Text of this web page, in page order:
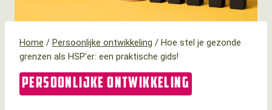
Home / Persoonlijke ontwikkeling / Hoe stel je gezonde
grenzen als HSP’er: een praktische gids!
PERSOONLIJKE ONTWIKKELING